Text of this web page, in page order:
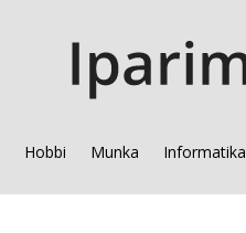
Hobbi Munka Informatika